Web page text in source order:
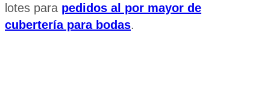
lotes para pedidos al por mayor de
cubertería para bodas.